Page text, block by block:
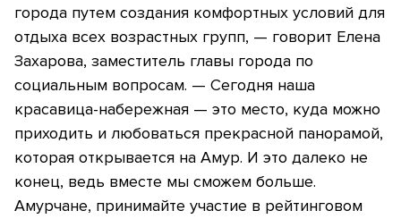
города путем создания комфортных условий для
отдыха всех возрастных групп, — говорит Елена
Захарова, заместитель главы города по
социальным вопросам. — Сегодня наша
красавица-набережная — это место, куда можно
приходить и любоваться прекрасной панорамой,
которая открывается на Амур. И это далеко не
конец, ведь вместе мы сможем больше.
Амурчане, принимайте участие в рейтинговом